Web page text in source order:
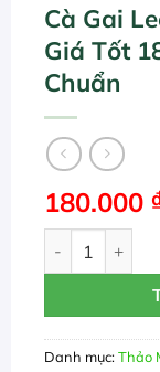
Cà Gai
Giá Tốt
Chuẩn
180.000
Danh mục:Thảo